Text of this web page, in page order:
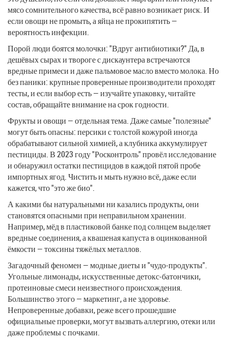
мясо сомнительного качества, всё равно возникает риск. И
если овощи не промыть, а яйца не прокипятить —
вероятность инфекции.
Порой люди боятся молочки: "Вдруг антибиотики?" Да, в
дешёвых сырах и твороге с дискаунтера встречаются
вредные примеси и даже пальмовое масло вместо молока. Но
без паники: крупные проверенные производители проходят
тесты, и если выбор есть — изучайте упаковку, читайте
состав, обращайте внимание на срок годности.
Фрукты и овощи — отдельная тема. Даже самые "полезные"
могут быть опасны: персики с толстой кожурой иногда
обрабатывают сильной химией, а клубника аккумулирует
пестициды. В 2023 году "Росконтроль" провёл исследование
и обнаружил остатки пестицидов в каждой пятой пробе
импортных ягод. Чистить и мыть нужно всё, даже если
кажется, что "это же био".
А какими бы натуральными ни казались продукты, они
становятся опасными при неправильном хранении.
Например, мёд в пластиковой банке под солнцем выделяет
вредные соединения, а квашеная капуста в оцинкованной
ёмкости — токсины тяжёлых металлов.
Загадочный феномен — модные диеты и "чудо-продукты".
Угольные лимонады, искусственные детокс-батончики,
протеиновые смеси неизвестного происхождения.
Большинство этого — маркетинг, а не здоровье.
Непроверенные добавки, реже всего прошедшие
официальные проверки, могут вызвать аллергию, отеки или
даже проблемы с почками.